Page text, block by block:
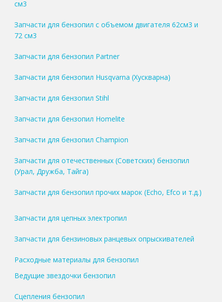
см3
Запчасти для бензопил с объемом двигателя 62см3 и
72 см3
Запчасти для бензопил Partner
Запчасти для бензопил Husqvarna (Хускварна)
Запчасти для бензопил Stihl
Запчасти для бензопил Homelite
Запчасти для бензопил Champion
Запчасти для отечественных (Советских) бензопил
(Урал, Дружба, Тайга)
Запчасти для бензопил прочих марок (Echo, Efco и т.д.)
Запчасти для цепных электропил
Запчасти для бензиновых ранцевых опрыскивателей
Расходные материалы для бензопил
Ведущие звездочки бензопил
Сцепления бензопил